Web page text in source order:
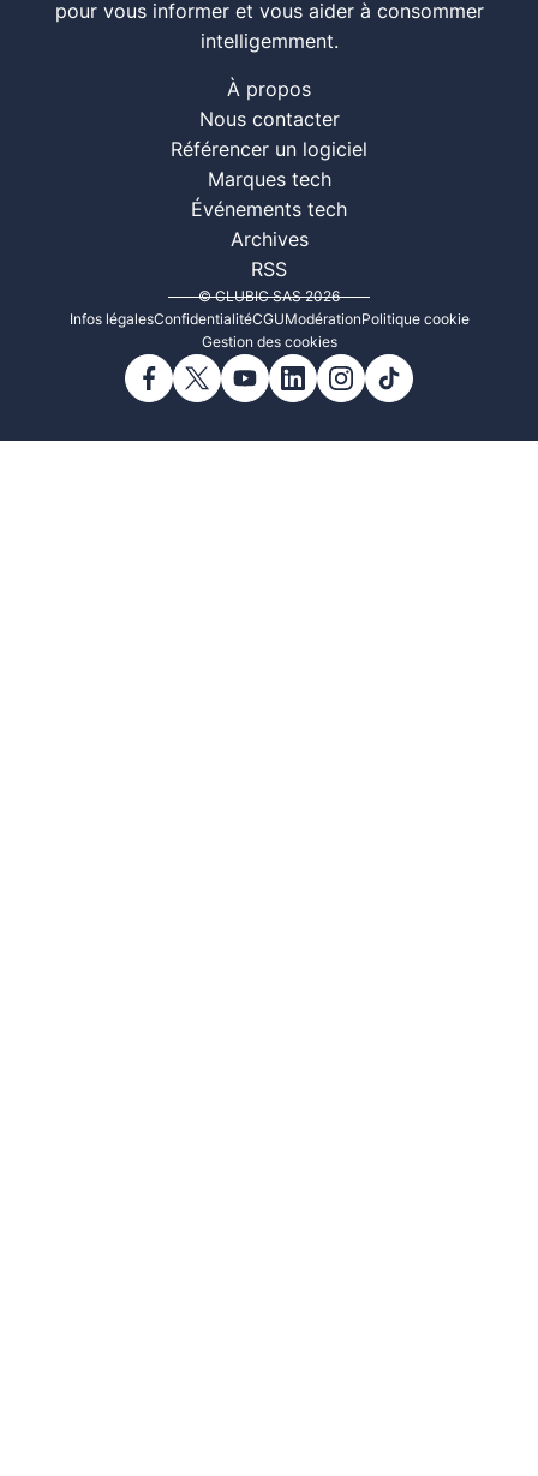
pour vous informer et vous aider à consommer
intelligemment.
À propos
Nous contacter
Référencer un logiciel
Marques tech
Événements tech
Archives
RSS
© CLUBIC SAS 2026
Infos légalesConfidentialitéCGUModérationPolitique cookie
Gestion des cookies